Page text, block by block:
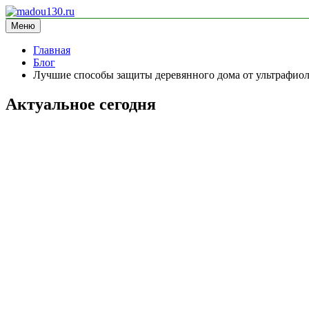
Перейти
к
содержимому
madou130.ru
информационный сайт
Меню
Главная
Блог
Лучшие способы защиты деревянного дома от
Актуальное сегодня